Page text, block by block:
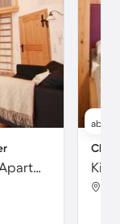
Kinderfreundliches gemütliches Apartment mit Sauna, Garten und Terrasse | Bergblick
ab